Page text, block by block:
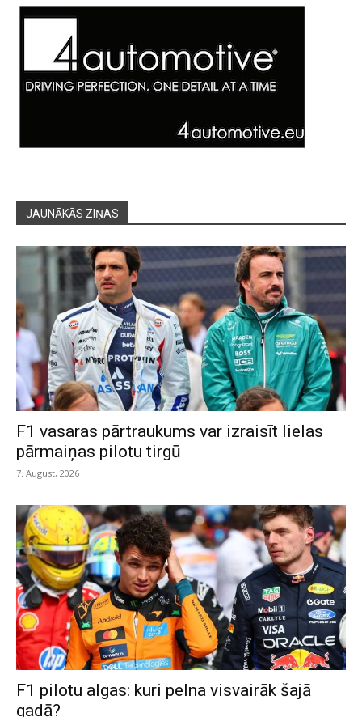
JAUNĀKĀS ZIŅAS
F1 vasaras pārtraukums var izraisīt lielas
pārmaiņas pilotu tirgū
7. August, 2026
F1 pilotu algas: kuri pelna visvairāk šajā
gadā?